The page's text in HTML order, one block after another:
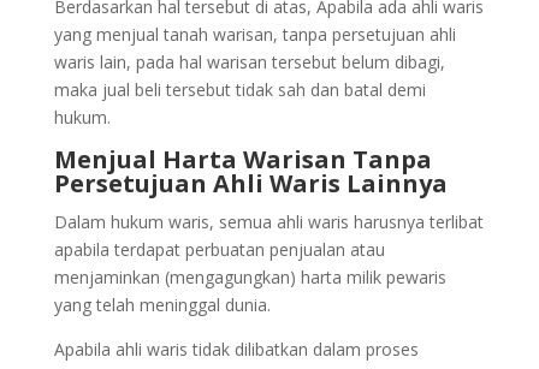
Berdasarkan hal tersebut di atas, Apabila ada ahli waris
yang menjual tanah warisan, tanpa persetujuan ahli
waris lain, pada hal warisan tersebut belum dibagi,
maka jual beli tersebut tidak sah dan batal demi
hukum.
Menjual Harta Warisan Tanpa
Persetujuan Ahli Waris Lainnya
Dalam hukum waris, semua ahli waris harusnya terlibat
apabila terdapat perbuatan penjualan atau
menjaminkan (mengagungkan) harta milik pewaris
yang telah meninggal dunia.
Apabila ahli waris tidak dilibatkan dalam proses